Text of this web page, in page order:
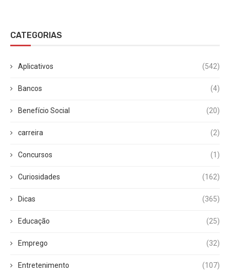
CATEGORIAS
Aplicativos (542)
Bancos (4)
Benefício Social (20)
carreira (2)
Concursos (1)
Curiosidades (162)
Dicas (365)
Educação (25)
Emprego (32)
Entretenimento (107)